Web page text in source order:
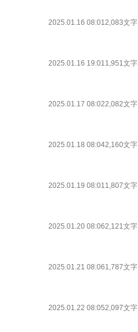
2025.01.16 08:012,083文字
2025.01.16 19:011,951文字
2025.01.17 08:022,082文字
2025.01.18 08:042,160文字
2025.01.19 08:011,807文字
2025.01.20 08:062,121文字
2025.01.21 08:061,787文字
2025.01.22 08:052,097文字